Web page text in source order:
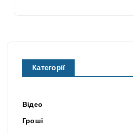
Категорії
Відео
Гроші